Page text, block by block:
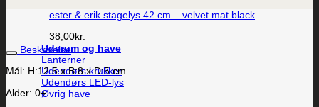
ester & erik stagelys 42 cm – velvet mat black
38,00kr.
Uderum og have
Lanterner
Udendørs krukker
Udendørs LED-lys
Øvrig have
Beskrivelse
Mål: H:12.5 x B:8 x D:5 cm.
Alder: 0+